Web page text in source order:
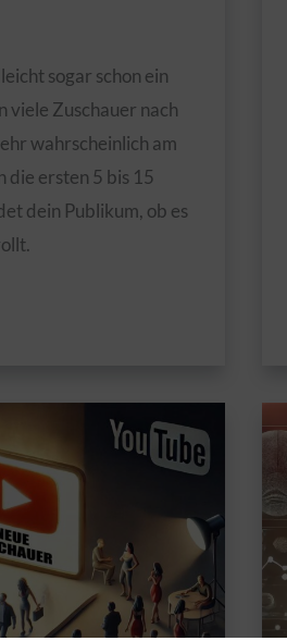
sogar schon ein
Zuschauer nach
wahrscheinlich am
die ersten 5 bis 15
dein Publikum, ob es